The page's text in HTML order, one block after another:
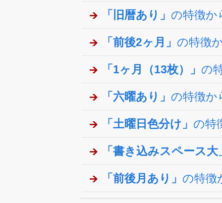
「旧暦あり」 の特徴か
「前後2ヶ月」 の特徴
「1ヶ月（13枚）」 の
「六曜あり」 の特徴か
「土曜日色分け」 の特
「書き込みスペース大
「前後月あり」 の特徴